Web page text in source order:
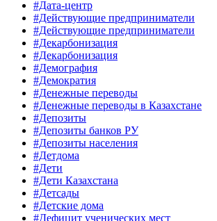
#Дата-центр
#Действующие предприниматели
#Действующие предприниматели
#Декарбонизация
#Декарбонизация
#Демография
#Демократия
#Денежные переводы
#Денежные переводы в Казахстане
#Депозиты
#Депозиты банков РУ
#Депозиты населения
#Детдома
#Дети
#Дети Казахстана
#Детсады
#Детские дома
#Дефицит ученических мест